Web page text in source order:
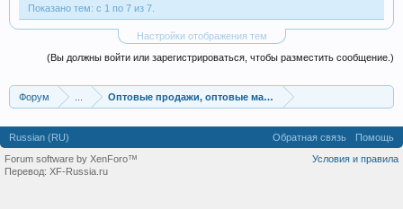
Показано тем: с 1 по 7 из 7.
Настройки отображения тем
(Вы должны войти или зарегистрироваться, чтобы разместить сообщение.)
Форум Оптовые продажи, оптовые магазины
Russian (RU) Обратная связь
Помощь
Условия и правила
Forum software by XenForo™
Перевод: XF-Russia.ru